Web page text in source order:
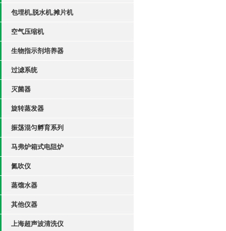
包埋机,脱水机,摊片机
空气压缩机
生物指示剂培养器
过滤系统
灭菌器
旋转蒸发器
振荡混匀孵育系列
马弗炉箱式电阻炉
氮吹仪
蒸馏水器
其他仪器
上海超声波清洗仪